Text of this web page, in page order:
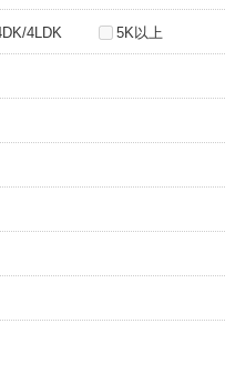
4LDK 5K以上